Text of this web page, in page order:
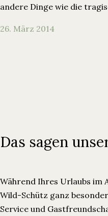
andere Dinge wie die
26. März 2014
Das sagen
Während Ihres Urlaubs im
Wild-Schütz ganz
Service und